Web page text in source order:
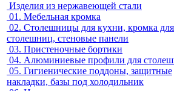
Изделия из нержавеющей стали
01. Мебельная кромка
02. Столешницы для кухни, кромка для
столешниц, стеновые панели
03. Пристеночные бортики
04. Алюминиевые профили для
05. Гигиенические поддоны, защитные
накладки, базы под холодильник